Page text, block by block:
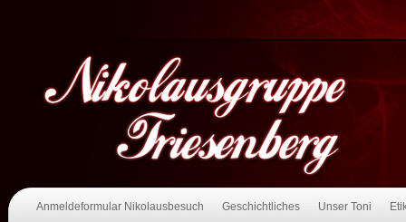
Anmeldeformular Nikolausbesuch Geschichtliches Unser Toni